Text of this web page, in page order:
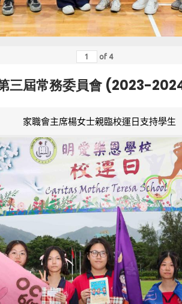
of 4
三屆常務委員會 (2023-
家職會主席楊女士親臨校運日支持學生